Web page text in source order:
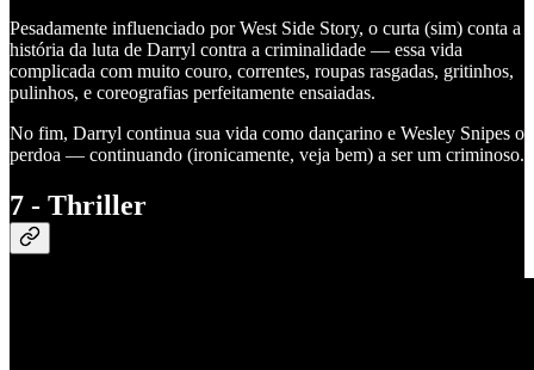
Pesadamente influenciado por West Side Story, o curta (sim) conta a
história da luta de Darryl contra a criminalidade — essa vida
complicada com muito couro, correntes, roupas rasgadas, gritinhos,
pulinhos, e coreografias perfeitamente ensaiadas.
No fim, Darryl continua sua vida como dançarino e Wesley Snipes o
perdoa — continuando (ironicamente, veja bem) a ser um criminoso.
7 - Thriller